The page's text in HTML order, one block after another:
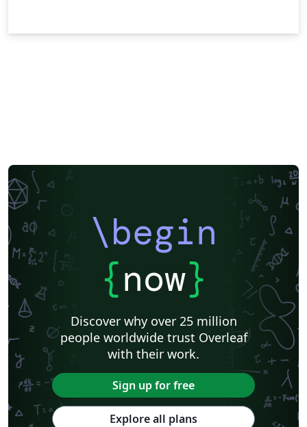
\begin
{now}
Discover why over 25 million
people worldwide trust Overleaf
with their work.
Sign up for free
Explore all plans